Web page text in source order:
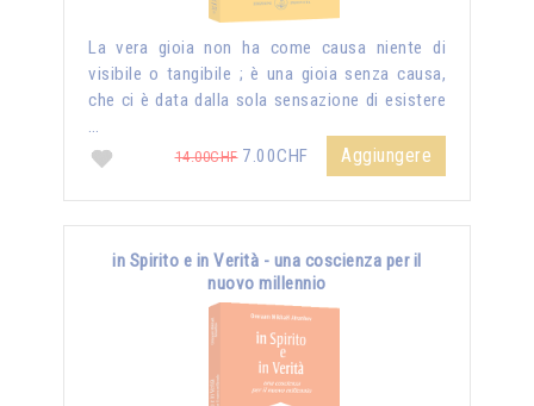
La vera gioia non ha come causa niente di
visibile o tangibile ; è una gioia senza causa,
che ci è data dalla sola sensazione di esistere
…
14.00CHF7.00CHF Aggiungere
in Spirito e in Verità - una coscienza per il
nuovo millennio